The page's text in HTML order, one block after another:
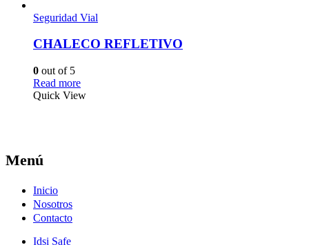
Seguridad Vial
CHALECO REFLETIVO
0 out of 5
Read more
Quick View
Menú
Inicio
Nosotros
Contacto
Idsi Safe